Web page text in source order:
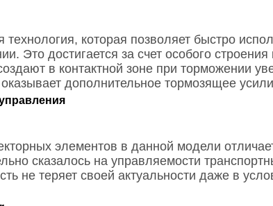
технология, которая позволяет быстро
Это достигается за счет особого
в контактной зоне при торможении
дополнительное тормозящее
элементов в данной модели
сказалось на управляемости
не теряет своей актуальности даже в